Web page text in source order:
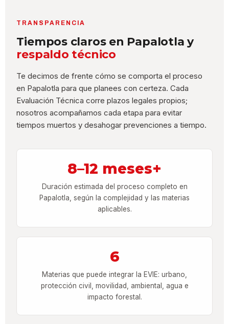
TRANSPARENCIA
Tiempos claros en Papalotla y
respaldo técnico
Te decimos de frente cómo se comporta el proceso
en Papalotla para que planees con certeza. Cada
Evaluación Técnica corre plazos legales propios;
nosotros acompañamos cada etapa para evitar
tiempos muertos y desahogar prevenciones a tiempo.
8–12 meses+
Duración estimada del proceso completo en
Papalotla, según la complejidad y las materias
aplicables.
6
Materias que puede integrar la EVIE: urbano,
protección civil, movilidad, ambiental, agua e
impacto forestal.